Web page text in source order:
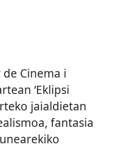
Cinema i
‘Eklipsi
jaialdietan
fantasia